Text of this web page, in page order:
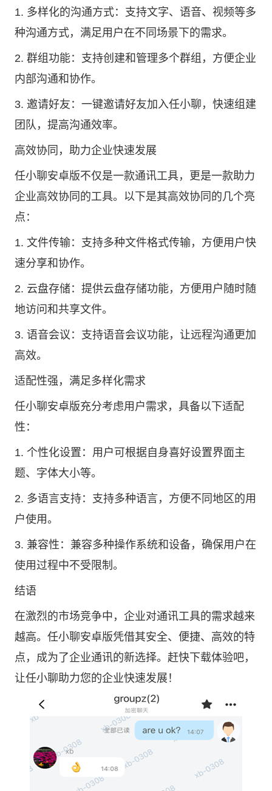
1. 多样化的沟通方式：支持文字、语音、视频等多
种沟通方式，满足用户在不同场景下的需求。
2. 群组功能：支持创建和管理多个群组，方便企业
内部沟通和协作。
3. 邀请好友：一键邀请好友加入任小聊，快速组建
团队，提高沟通效率。
高效协同，助力企业快速发展
任小聊安卓版不仅是一款通讯工具，更是一款助力
企业高效协同的工具。以下是其高效协同的几个亮
点：
1. 文件传输：支持多种文件格式传输，方便用户快
速分享和协作。
2. 云盘存储：提供云盘存储功能，方便用户随时随
地访问和共享文件。
3. 语音会议：支持语音会议功能，让远程沟通更加
高效。
适配性强，满足多样化需求
任小聊安卓版充分考虑用户需求，具备以下适配
性：
1. 个性化设置：用户可根据自身喜好设置界面主
题、字体大小等。
2. 多语言支持：支持多种语言，方便不同地区的用
户使用。
3. 兼容性：兼容多种操作系统和设备，确保用户在
使用过程中不受限制。
结语
在激烈的市场竞争中，企业对通讯工具的需求越来
越高。任小聊安卓版凭借其安全、便捷、高效的特
点，成为了企业通讯的新选择。赶快下载体验吧，
让任小聊助力您的企业快速发展！